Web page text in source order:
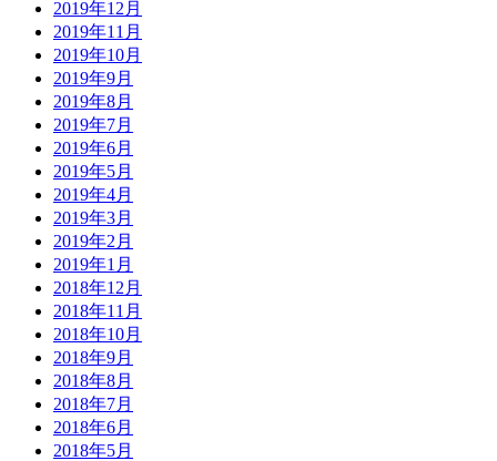
2019年12月
2019年11月
2019年10月
2019年9月
2019年8月
2019年7月
2019年6月
2019年5月
2019年4月
2019年3月
2019年2月
2019年1月
2018年12月
2018年11月
2018年10月
2018年9月
2018年8月
2018年7月
2018年6月
2018年5月